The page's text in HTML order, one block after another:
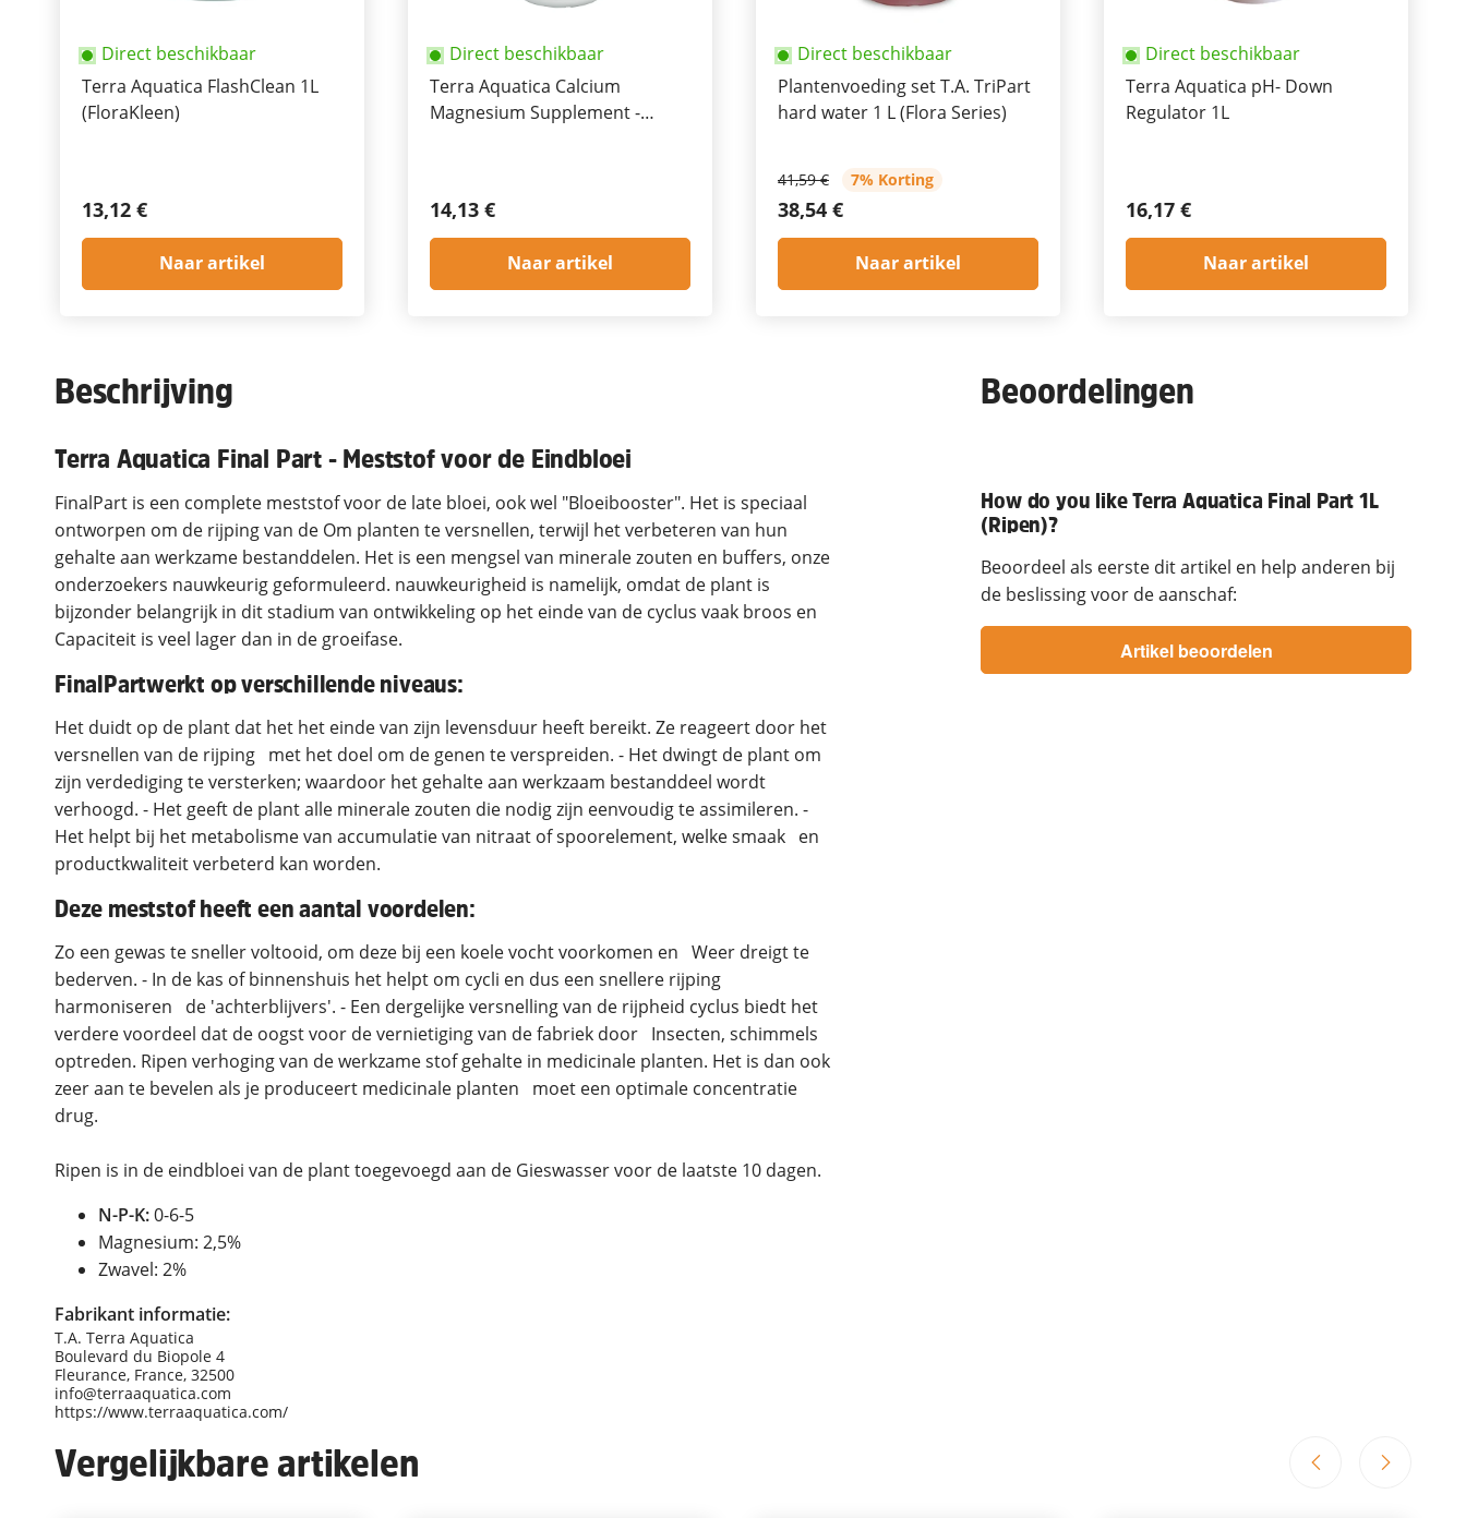
Direct beschikbaar
Terra Aquatica FlashClean 1L
(FloraKleen)
13,12 €
Naar artikel
Direct beschikbaar
Terra Aquatica Calcium
Magnesium Supplement -
14,13 €
Naar artikel
Direct beschikbaar
Plantenvoeding set T.A. TriPart
hard water 1 L (Flora Series)
41,59 € 7% Korting
38,54 €
Naar artikel
Direct beschikbaar
Terra Aquatica pH- Down
Regulator 1L
16,17 €
Naar artikel
Beschrijving
Terra Aquatica Final Part - Meststof voor de Eindbloei
FinalPart is een complete meststof voor de late bloei, ook wel "Bloeibooster". Het is speciaal
ontworpen om de rijping van de Om planten te versnellen, terwijl het verbeteren van hun
gehalte aan werkzame bestanddelen. Het is een mengsel van minerale zouten en buffers, onze
onderzoekers nauwkeurig geformuleerd. nauwkeurigheid is namelijk, omdat de plant is
bijzonder belangrijk in dit stadium van ontwikkeling op het einde van de cyclus vaak broos en
Capaciteit is veel lager dan in de groeifase.
FinalPart werkt op verschillende niveaus:
Het duidt op de plant dat het het einde van zijn levensduur heeft bereikt. Ze reageert door het
versnellen van de rijping met het doel om de genen te verspreiden. - Het dwingt de plant om
zijn verdediging te versterken; waardoor het gehalte aan werkzaam bestanddeel wordt
verhoogd. - Het geeft de plant alle minerale zouten die nodig zijn eenvoudig te assimileren. -
Het helpt bij het metabolisme van accumulatie van nitraat of spoorelement, welke smaak en
productkwaliteit verbeterd kan worden.
Deze meststof heeft een aantal voordelen:
Zo een gewas te sneller voltooid, om deze bij een koele vocht voorkomen en Weer dreigt te
bederven. - In de kas of binnenshuis het helpt om cycli en dus een snellere rijping
harmoniseren de 'achterblijvers'. - Een dergelijke versnelling van de rijpheid cyclus biedt het
verdere voordeel dat de oogst voor de vernietiging van de fabriek door Insecten, schimmels
optreden. Ripen verhoging van de werkzame stof gehalte in medicinale planten. Het is dan ook
zeer aan te bevelen als je produceert medicinale planten moet een optimale concentratie
drug.
Ripen is in de eindbloei van de plant toegevoegd aan de Gieswasser voor de laatste 10 dagen.
N-P-K:0-6-5
Magnesium: 2,5%
Zwavel: 2%
Fabrikant informatie:
T.A. Terra Aquatica
Boulevard du Biopole 4
Fleurance, France, 32500
info@terraaquatica.com
https://www.terraaquatica.com/
Beoordelingen
How do you like Terra Aquatica Final Part 1L
(Ripen)?
Beoordeel als eerste dit artikel en help anderen bij
de beslissing voor de aanschaf:
Vergelijkbare artikelen